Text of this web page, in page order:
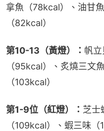
拿魚（78kcal）、油甘
（82kcal）
第10-13（黃燈）： 帆
（95kcal）、炙燒三文
（103kcal）
第1-9位（紅燈）： 芝士
（109kcal）、蝦三味